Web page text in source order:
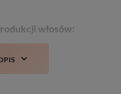
włosów:
co mniej